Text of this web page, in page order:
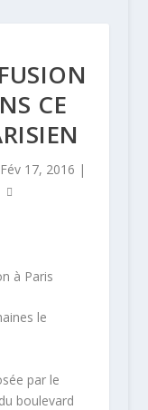
CE
Fév 17, 2016 |
le
par le
boulevard